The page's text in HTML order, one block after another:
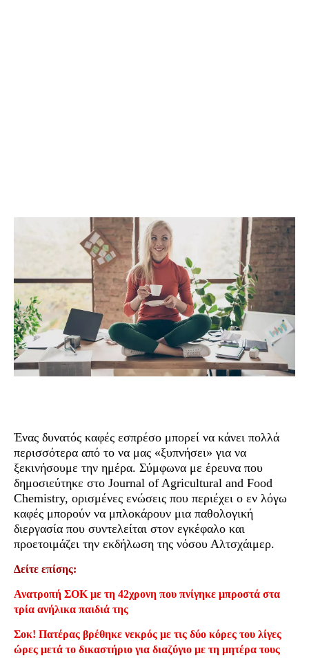
Ένας δυνατός καφές εσπρέσο μπορεί να κάνει πολλά
περισσότερα από το να μας «ξυπνήσει» για να
ξεκινήσουμε την ημέρα. Σύμφωνα με έρευνα που
δημοσιεύτηκε στο Journal of Agricultural and Food
Chemistry, ορισμένες ενώσεις που περιέχει ο εν λόγω
καφές μπορούν να μπλοκάρουν μια παθολογική
διεργασία που συντελείται στον εγκέφαλο και
προετοιμάζει την εκδήλωση της νόσου Αλτσχάιμερ.
Δείτε επίσης:
Ανατροπή ΣΟΚ με τη 42χρονη που πνίγηκε μπροστά στα
τρία ανήλικα παιδιά της
Σοκ! Πατέρας βρέθηκε νεκρός με τις δύο κόρες του λίγες
ώρες μετά το δικαστήριο για διαζύγιο με τη μητέρα τους